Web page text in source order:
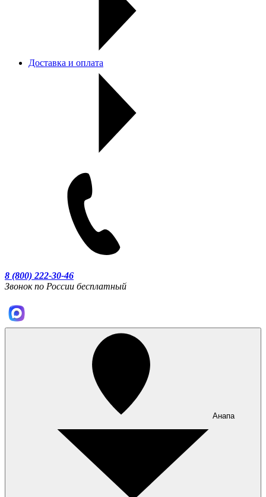
Доставка и оплата
8 (800) 222-30-46
Звонок по России бесплатный
Анапа